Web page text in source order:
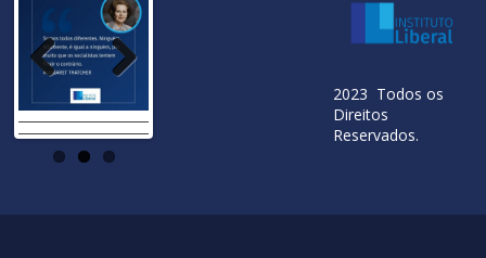
ous
2023 Todos os
Direitos
Reservados.